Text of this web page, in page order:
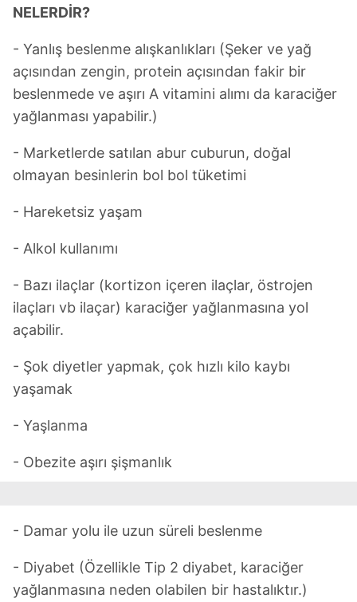
NELERDİR?
- Yanlış beslenme alışkanlıkları (Şeker ve yağ
açısından zengin, protein açısından fakir bir
beslenmede ve aşırı A vitamini alımı da karaciğer
yağlanması yapabilir.)
- Marketlerde satılan abur cuburun, doğal
olmayan besinlerin bol bol tüketimi
- Hareketsiz yaşam
- Alkol kullanımı
- Bazı ilaçlar (kortizon içeren ilaçlar, östrojen
ilaçları vb ilaçar) karaciğer yağlanmasına yol
açabilir.
- Şok diyetler yapmak, çok hızlı kilo kaybı
yaşamak
- Yaşlanma
- Obezite aşırı şişmanlık
- Damar yolu ile uzun süreli beslenme
- Diyabet (Özellikle Tip 2 diyabet, karaciğer
yağlanmasına neden olabilen bir hastalıktır.)